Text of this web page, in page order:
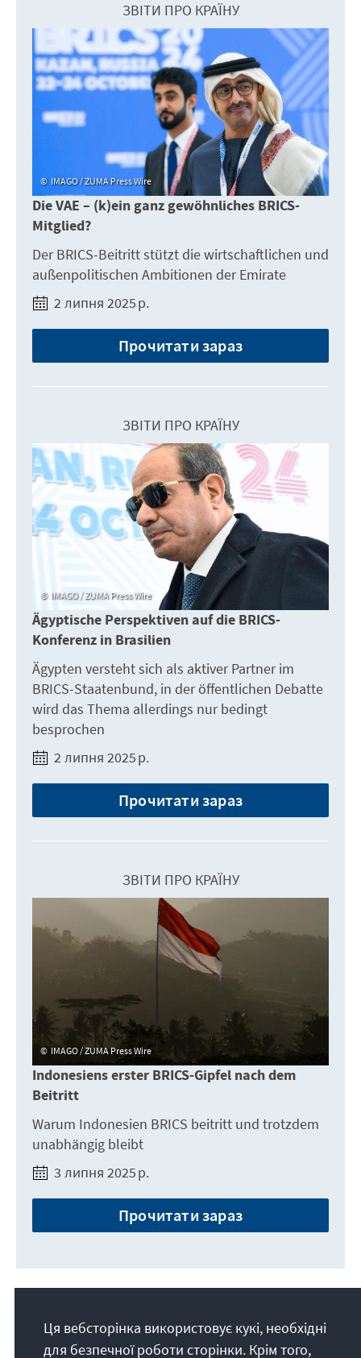
ЗВІТИ ПРО КРАЇНУ
IMAGO / ZUMA Press Wire
Die VAE – (k)ein ganz gewöhnliches BRICS-
Mitglied?
Der BRICS-Beitritt stützt die wirtschaftlichen und
außenpolitischen Ambitionen der Emirate
2 липня 2025 р.
Прочитати зараз
ЗВІТИ ПРО КРАЇНУ
IMAGO / ZUMA Press Wire
Ägyptische Perspektiven auf die BRICS-
Konferenz in Brasilien
Ägypten versteht sich als aktiver Partner im
BRICS-Staatenbund, in der öffentlichen Debatte
wird das Thema allerdings nur bedingt
besprochen
2 липня 2025 р.
Прочитати зараз
ЗВІТИ ПРО КРАЇНУ
IMAGO / ZUMA Press Wire
Indonesiens erster BRICS-Gipfel nach dem
Beitritt
Warum Indonesien BRICS beitritt und trotzdem
unabhängig bleibt
3 липня 2025 р.
Прочитати зараз
Ця вебсторінка використовує кукі, необхідні
для безпечної роботи сторінки. Крім того,